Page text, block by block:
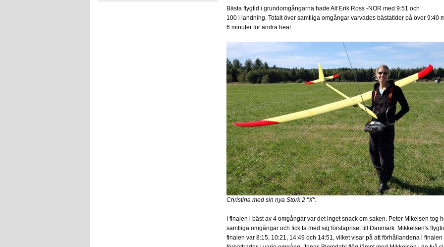
Bästa flygtid i grundomgångarna hade Alf Erik Ross -NOR med 9:51 och
100 i landning. Totalt över samtliga omgångar varvades bästatider på över 9:40
6 minuter för andra heat.
Christina med sin nya Stork 2 "X".
I finalen i bäst av 4 omgångar var det inget snack om saken. Peter Mikelsen tog
samtliga omgångar och fick ta med sig förstapriset till Danmark. Mikkelsen's
finalen var 8:15, 10:21, 14:49 och 14:51, vilket visar på att förhållandena i finalen